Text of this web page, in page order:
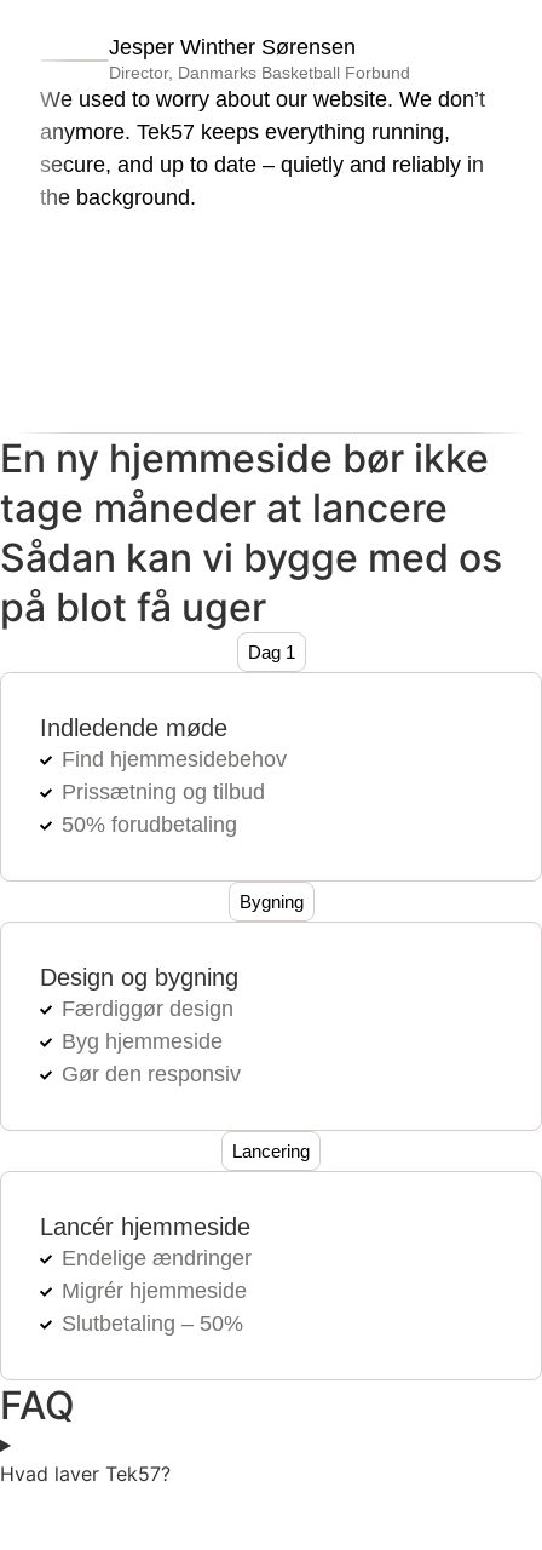
Jesper Winther Sørensen
Director, Danmarks Basketball Forbund
We used to worry about our website. We don’t
anymore. Tek57 keeps everything running,
secure, and up to date – quietly and reliably in
the background.
En ny hjemmeside bør ikke
tage måneder at lancere
Sådan kan vi bygge med os
på blot få uger
Dag 1
Indledende møde
Find hjemmesidebehov
Prissætning og tilbud
50% forudbetaling
Bygning
Design og bygning
Færdiggør design
Byg hjemmeside
Gør den responsiv
Lancering
Lancér hjemmeside
Endelige ændringer
Migrér hjemmeside
Slutbetaling – 50%
FAQ
Hvad laver Tek57?